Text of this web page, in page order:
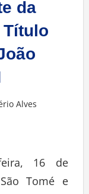
da
Título
Alves
16 de
Tomé e